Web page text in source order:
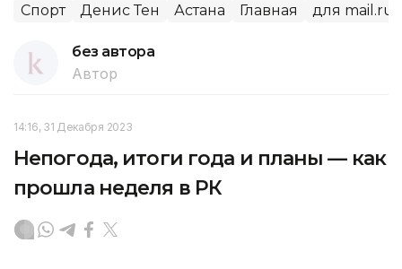
Спорт Денис Тен Астана Главная для mail.ru
без автора
Автор
14:16, 31 Декабря 2023
Непогода, итоги года и планы — как
прошла неделя в РК